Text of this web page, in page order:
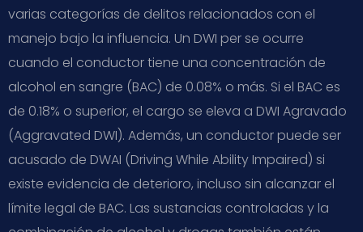
varias categorías de delitos relacionados con el
manejo bajo la influencia. Un DWI per se ocurre
cuando el conductor tiene una concentración de
alcohol en sangre (BAC) de 0.08% o más. Si el BAC es
de 0.18% o superior, el cargo se eleva a DWI Agravado
(Aggravated DWI). Además, un conductor puede ser
acusado de DWAI (Driving While Ability Impaired) si
existe evidencia de deterioro, incluso sin alcanzar el
límite legal de BAC. Las sustancias controladas y la